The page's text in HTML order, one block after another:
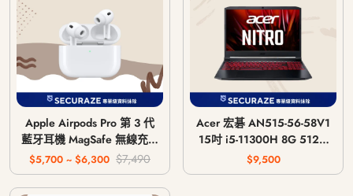
Apple Airpods Pro 第 3 代
藍牙耳機 MagSafe 無線充電
版 USB-C
$5,700 ~ $6,300 $7,490
Acer 宏碁 AN515-56-58V1
15吋 i5-11300H 8G 512G
GTX 1650 4G
$9,500